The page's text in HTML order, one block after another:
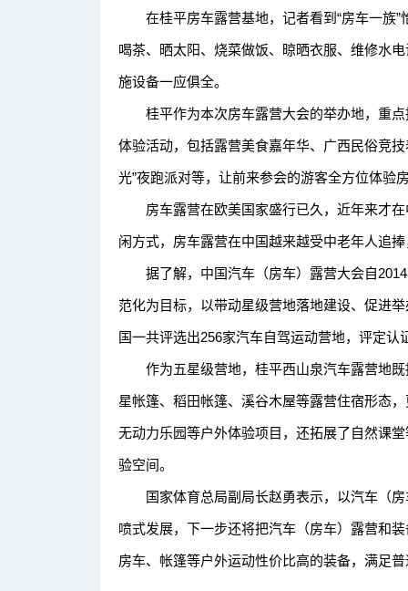
在桂平房车露营基地，记者看到“房车一族”
喝茶、晒太阳、烧菜做饭、晾晒衣服、维修水
施设备一应俱全。
桂平作为本次房车露营大会的举办地，重点
体验活动，包括露营美食嘉年华、广西民俗竞
光”夜跑派对等，让前来参会的游客全方位体验
房车露营在欧美国家盛行已久，近年来才在
闲方式，房车露营在中国越来越受中老年人追
据了解，中国汽车（房车）露营大会自2014
范化为目标，以带动星级营地落地建设、促进
国一共评选出256家汽车自驾运动营地，评定认
作为五星级营地，桂平西山泉汽车露营地既
星帐篷、稻田帐篷、溪谷木屋等露营住宿形态
无动力乐园等户外体验项目，还拓展了自然课
验空间。
国家体育总局副局长赵勇表示，以汽车（房
喷式发展，下一步还将把汽车（房车）露营和
房车、帐篷等户外运动性价比高的装备，满足